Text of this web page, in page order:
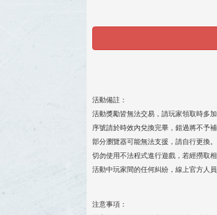
活動備註：
活動獎勵皆無法交易，請玩家領取時多
序號請於時效內兌換完畢，錯過將不予
部分瀏覽器可能無法支援，請自行更換。
切勿使用不法程式進行遊戲，若經撈取
活動中玩家間的任何糾紛，線上官方人
注意事項：